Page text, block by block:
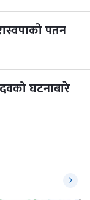
पतन
घटनाबारे